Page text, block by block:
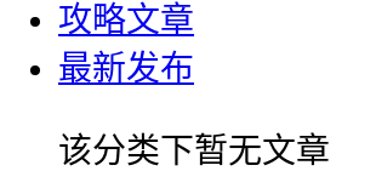
攻略文章
最新发布
该分类下暂无文章